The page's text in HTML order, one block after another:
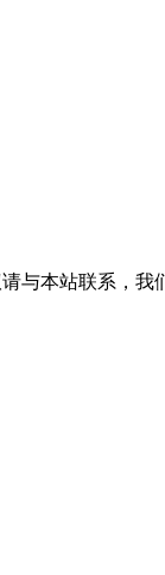
与本站联系，我